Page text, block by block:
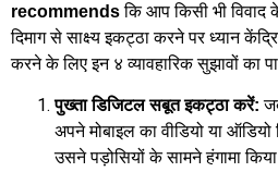
recommendsकि आप किसी भी
दिमाग से साक्ष्य इकट्ठा करने पर ध्यान
करने के लिए इन ४ व्यावहारिक सुझावों का
पुख्ता डिजिटल सबूत इकट्ठा करें:
अपने मोबाइल का वीडियो या
उसने पड़ोसियों के सामने हंगामा